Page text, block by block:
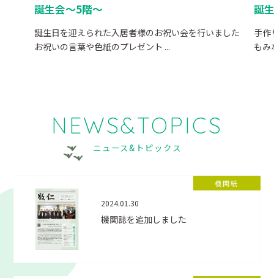
誕生会～5階～
誕生日を迎えられた入居者様のお祝い会を行いました
お祝いの言葉や色紙のプレゼント ...
誕
手作
もみ
NEWS&TOPICS
ニュース&トピックス
機関紙
2024.01.30
機関誌を追加しました